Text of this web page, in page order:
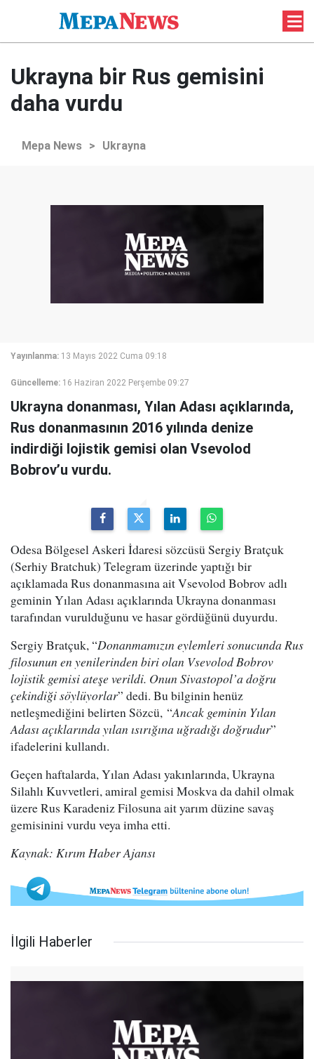
Ukrayna bir Rus gemisini
daha vurdu
Mepa News > Ukrayna
Yayınlanma: 13 Mayıs 2022 Cuma 09:18
Güncelleme: 16 Haziran 2022 Perşembe 09:27
Ukrayna donanması, Yılan Adası açıklarında,
Rus donanmasının 2016 yılında denize
indirdiği lojistik gemisi olan Vsevolod
Bobrov’u vurdu.
Odesa Bölgesel Askeri İdaresi sözcüsü Sergiy Bratçuk
(Serhiy Bratchuk) Telegram üzerinde yaptığı bir
açıklamada Rus donanmasına ait Vsevolod Bobrov adlı
geminin Yılan Adası açıklarında Ukrayna donanması
tarafından vurulduğunu ve hasar gördüğünü duyurdu.
Sergiy Bratçuk, “Donanmamızın eylemleri sonucunda Rus
filosunun en yenilerinden biri olan Vsevolod Bobrov
lojistik gemisi ateşe verildi. Onun Sivastopol’a doğru
çekindiği söylüyorlar” dedi. Bu bilginin henüz
netleşmediğini belirten Sözcü, “Ancak geminin Yılan
Adası açıklarında yılan ısırığına uğradığı doğrudur”
ifadelerini kullandı.
Geçen haftalarda, Yılan Adası yakınlarında, Ukrayna
Silahlı Kuvvetleri, amiral gemisi Moskva da dahil olmak
üzere Rus Karadeniz Filosuna ait yarım düzine savaş
gemisinini vurdu veya imha etti.
Kaynak: Kırım Haber Ajansı
İlgili Haberler